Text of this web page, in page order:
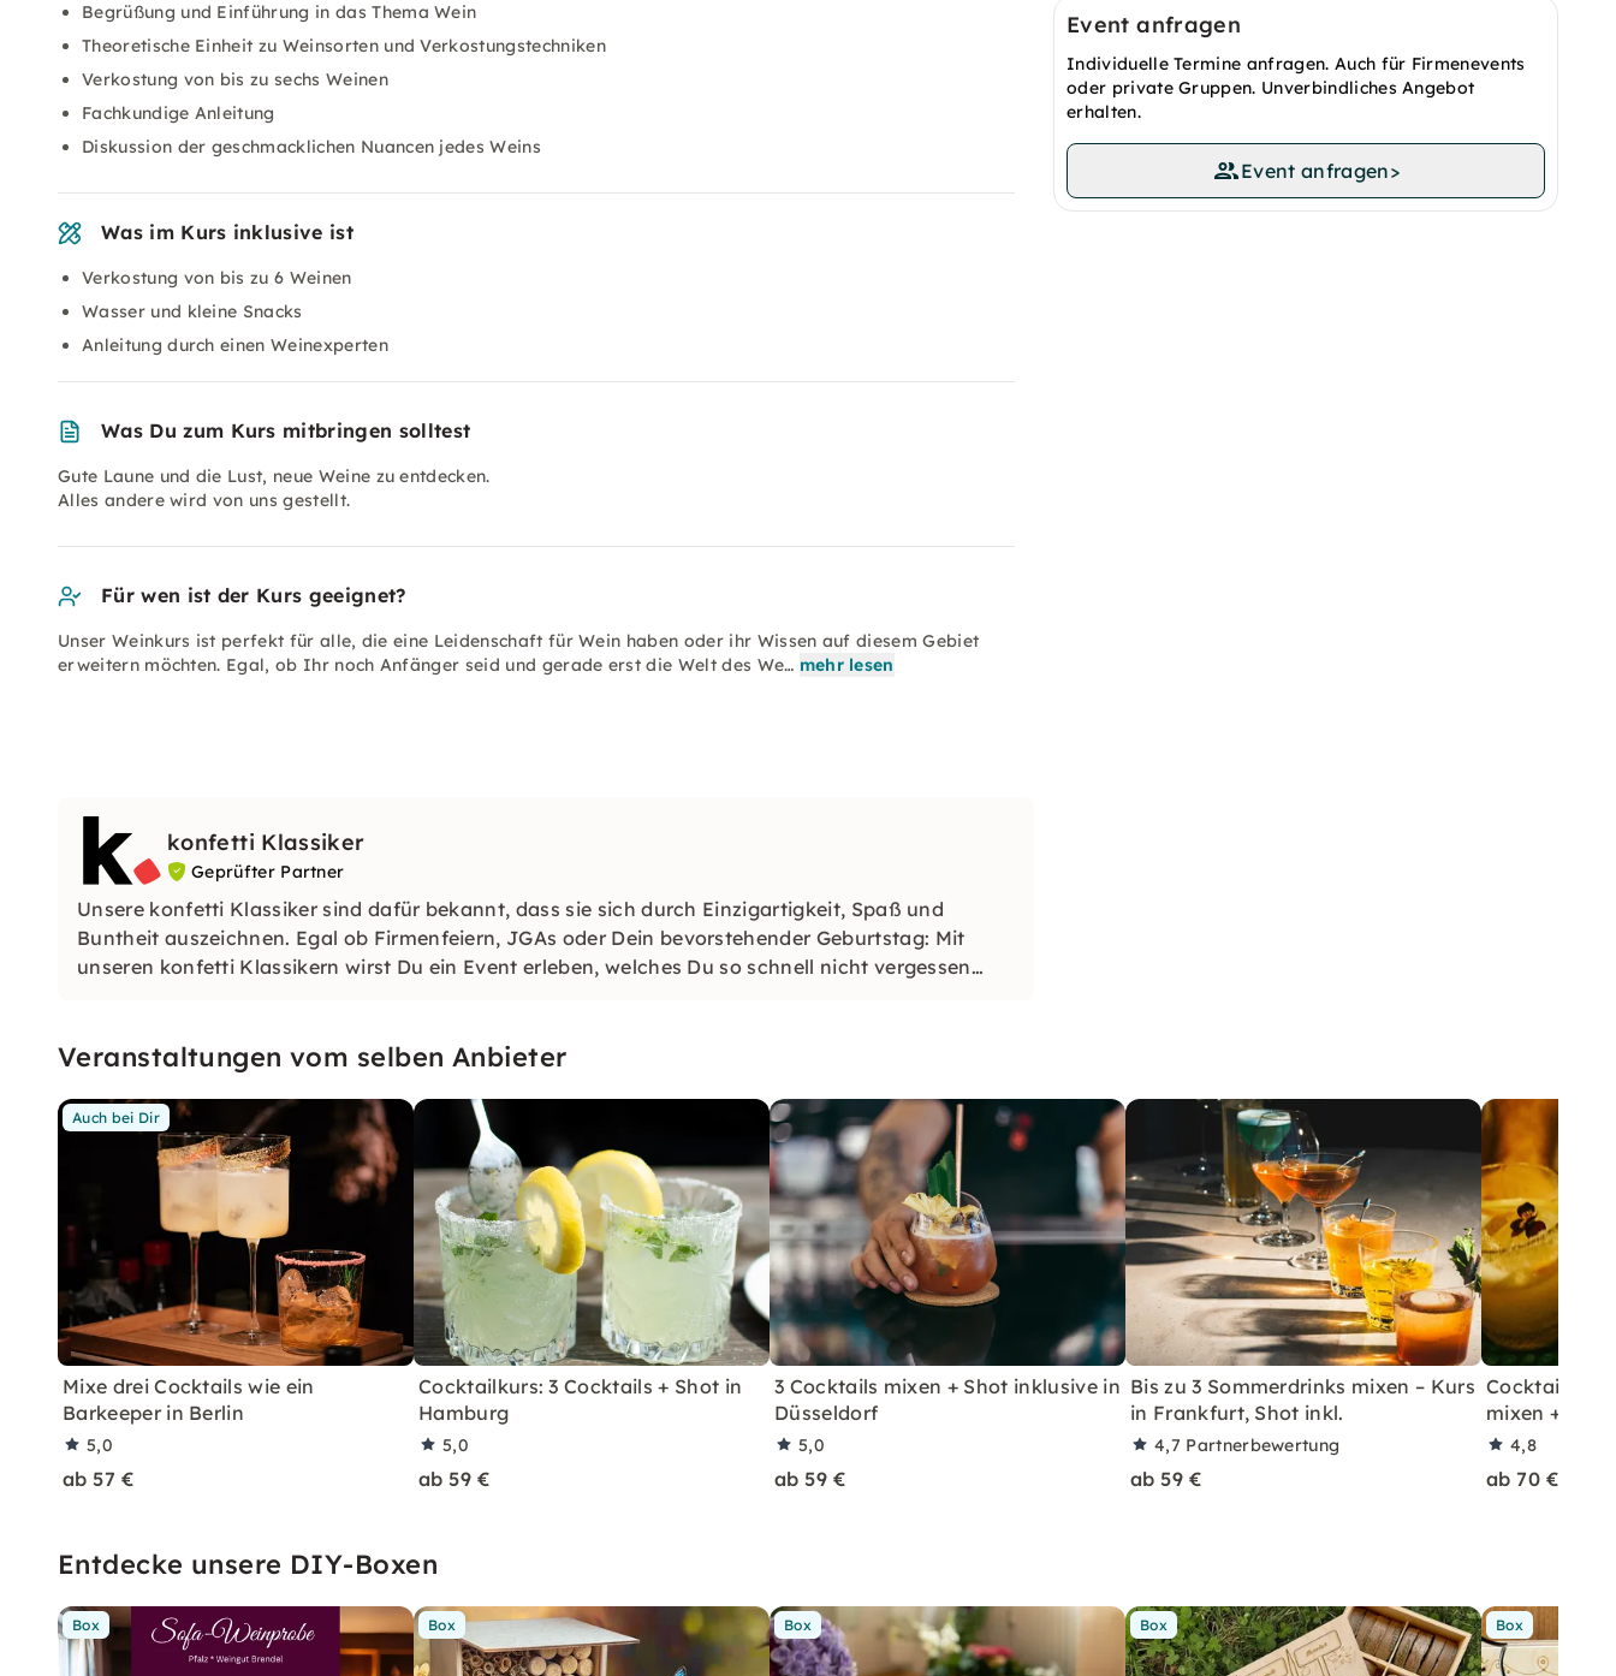
Event anfragen
Individuelle Termine anfragen. Auch für Firmenevents
oder private Gruppen. Unverbindliches Angebot
erhalten.
Event anfragen>
Begrüßung und Einführung in das Thema Wein
Theoretische Einheit zu Weinsorten und Verkostungstechniken
Verkostung von bis zu sechs Weinen
Fachkundige Anleitung
Diskussion der geschmacklichen Nuancen jedes Weins
Was im Kurs inklusive ist
Verkostung von bis zu 6 Weinen
Wasser und kleine Snacks
Anleitung durch einen Weinexperten
Was Du zum Kurs mitbringen solltest
Gute Laune und die Lust, neue Weine zu entdecken.
Alles andere wird von uns gestellt.
Für wen ist der Kurs geeignet?
Unser Weinkurs ist perfekt für alle, die eine Leidenschaft für Wein haben oder ihr Wissen auf diesem Gebiet
erweitern möchten. Egal, ob Ihr noch Anfänger seid und gerade erst die Welt des We… mehr lesen
konfetti Klassiker
Geprüfter Partner
Unsere konfetti Klassiker sind dafür bekannt, dass sie sich durch Einzigartigkeit, Spaß und
Buntheit auszeichnen. Egal ob Firmenfeiern, JGAs oder Dein bevorstehender Geburtstag: Mit
unseren konfetti Klassikern wirst Du ein Event erleben, welches Du so schnell nicht vergessen
Veranstaltungen vom selben Anbieter
Auch bei Dir
Mixe drei Cocktails wie ein
Barkeeper in Berlin
5,0
ab 57 €
Cocktailkurs: 3 Cocktails + Shot in
Hamburg
5,0
ab 59 €
3 Cocktails mixen + Shot inklusive in
Düsseldorf
5,0
ab 59 €
Bis zu 3 Sommerdrinks mixen – Kurs
in Frankfurt, Shot inkl.
4,7 Partnerbewertung
ab 59 €
Cocktailkurs:
mixen +
4,8
ab 70 €
Entdecke unsere DIY-Boxen
Box Box Box Box Box